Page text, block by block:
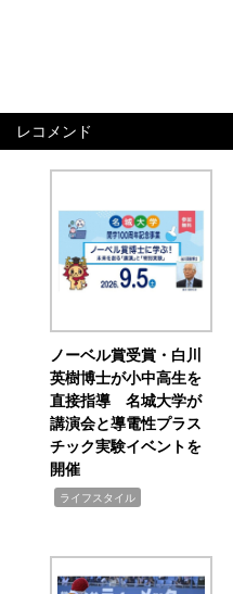
レコメンド
ノーベル賞受賞・白川
英樹博士が小中高生を
直接指導 名城大学が
講演会と導電性プラス
チック実験イベントを
開催
ライフスタイル